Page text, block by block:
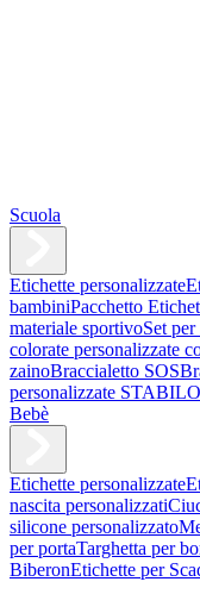
Scuola
Etichette personalizzate
bambiniPacchetto
materiale sportivoSet
colorate personalizzate
zainoBraccialetto SOS
personalizzate
Bebè
Etichette personalizzate
nascita personalizzati
silicone personalizzato
per portaTarghetta per
BiberonEtichette per